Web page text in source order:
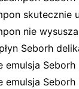
skutecznie
nie
Seborh
emulsja
emulsja